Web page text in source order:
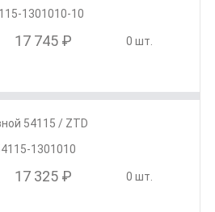
1301010-10
17 745 ₽ 0 шт.
54115 / ZTD
1301010
17 325 ₽ 0 шт.